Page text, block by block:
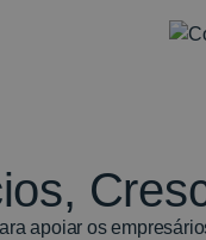
apoiar os